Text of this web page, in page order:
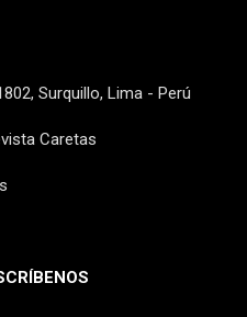
Surquillo, Lima - Perú
Caretas